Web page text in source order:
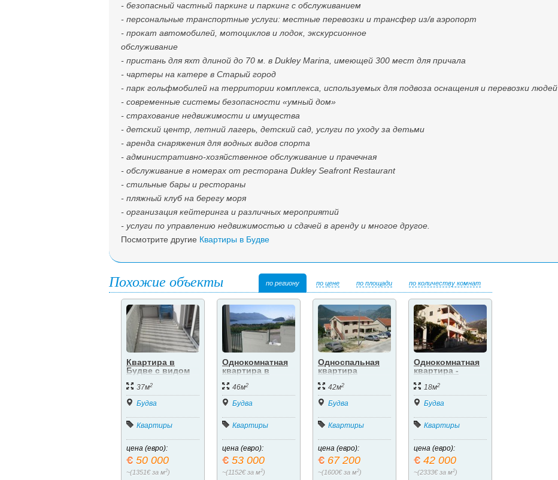
- безопасный частный паркинг и паркинг с обслуживанием
- персональные транспортные услуги: местные перевозки и трансфер из/в аэропорт
- прокат автомобилей, мотоциклов и лодок, экскурсионное
обслуживание
- пристань для яхт длиной до 70 м. в Dukley Marina, имеющей 300 мест для причала
- чартеры на катере в Старый город
- парк гольфмобилей на территории комплекса, используемых для подвоза оснащения и перевозки людей
- современные системы безопасности «умный дом»
- страхование недвижимости и имущества
- детский центр, летний лагерь, детский сад, услуги по уходу за детьми
- аренда снаряжения для водных видов спорта
- административно-хозяйственное обслуживание и прачечная
- обслуживание в номерах от ресторана Dukley Seafront Restaurant
- стильные бары и рестораны
- пляжный клуб на берегу моря
- организация кейтеринга и различных мероприятий
- услуги по управлению недвижимостью и сдачей в аренду и многое другое.
Посмотрите другие Квартиры в Будве
Похожие объекты по региону по цене по площади по количеству комнат
Квартира в
Будве с видом
37м2
Будва
Квартиры
цена (евро):
50 000
~(1351€ за м2)
Однокомнатная
квартира в
на море.
46м2
Будва
Квартиры
цена (евро):
53 000
~(1152€ за м2)
Односпальная
квартира
42м2
Будва
Квартиры
цена (евро):
67 200
~(1600€ за м2)
Однокомнатная
квартира -
18м2
Будва
Квартиры
цена (евро):
42 000
~(2333€ за м2)